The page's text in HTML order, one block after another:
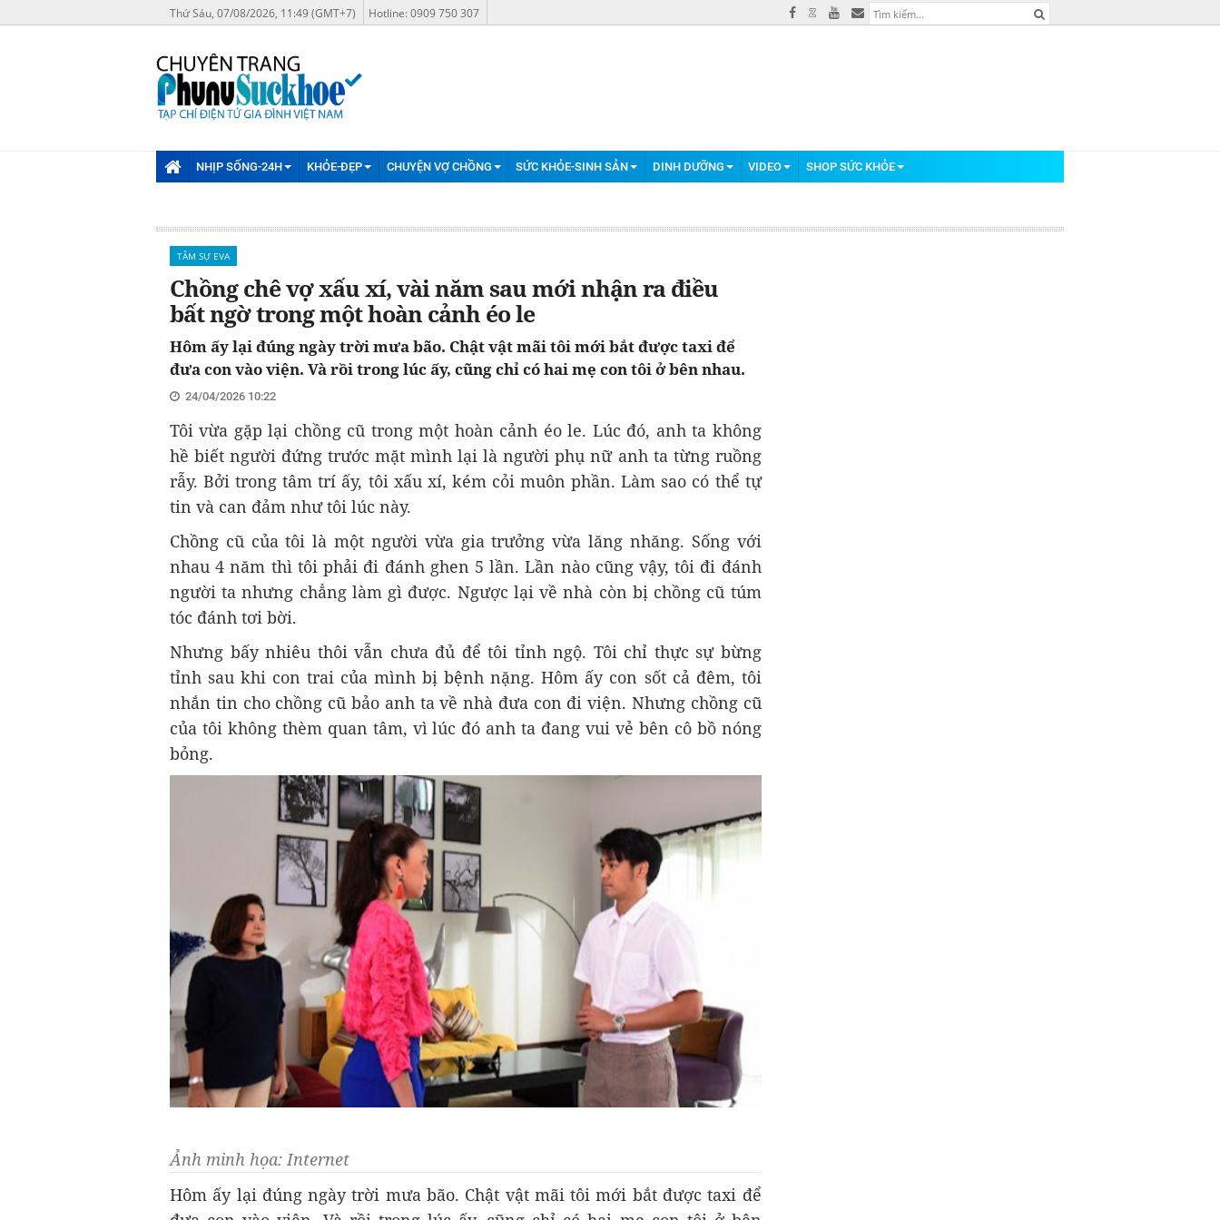
Thứ Sáu, 07/08/2026, 11:49 (GMT+7) Hotline: 0909 750 307
NHỊP SỐNG-24H KHỎE-ĐẸP CHUYỆN VỢ CHỒNG SỨC KHỎE-SINH SẢN DINH DƯỠNG VIDEO SHOP SỨC KHỎE
TÂM SỰ EVA
Chồng chê vợ xấu xí, vài năm sau mới nhận ra điều
bất ngờ trong một hoàn cảnh éo le
Hôm ấy lại đúng ngày trời mưa bão. Chật vật mãi tôi mới bắt được taxi để
đưa con vào viện. Và rồi trong lúc ấy, cũng chỉ có hai mẹ con tôi ở bên nhau.
24/04/2026 10:22
Tôi vừa gặp lại chồng cũ trong một hoàn cảnh éo le. Lúc đó, anh ta không
hề biết người đứng trước mặt mình lại là người phụ nữ anh ta từng ruồng
rẫy. Bởi trong tâm trí ấy, tôi xấu xí, kém cỏi muôn phần. Làm sao có thể tự
tin và can đảm như tôi lúc này.
Chồng cũ của tôi là một người vừa gia trưởng vừa lăng nhăng. Sống với
nhau 4 năm thì tôi phải đi đánh ghen 5 lần. Lần nào cũng vậy, tôi đi đánh
người ta nhưng chẳng làm gì được. Ngược lại về nhà còn bị chồng cũ túm
tóc đánh tơi bời.
Nhưng bấy nhiêu thôi vẫn chưa đủ để tôi tỉnh ngộ. Tôi chỉ thực sự bừng
tỉnh sau khi con trai của mình bị bệnh nặng. Hôm ấy con sốt cả đêm, tôi
nhắn tin cho chồng cũ bảo anh ta về nhà đưa con đi viện. Nhưng chồng cũ
của tôi không thèm quan tâm, vì lúc đó anh ta đang vui vẻ bên cô bồ nóng
bỏng.
Ảnh minh họa: Internet
Hôm ấy lại đúng ngày trời mưa bão. Chật vật mãi tôi mới bắt được taxi để